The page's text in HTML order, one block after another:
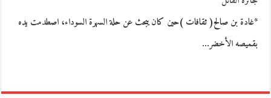
*غادة بن صالح( ثقافات )حين كان يبحث عن حلة السهرة السوداء، اصطدمت يده
بقميصه الأخضر…